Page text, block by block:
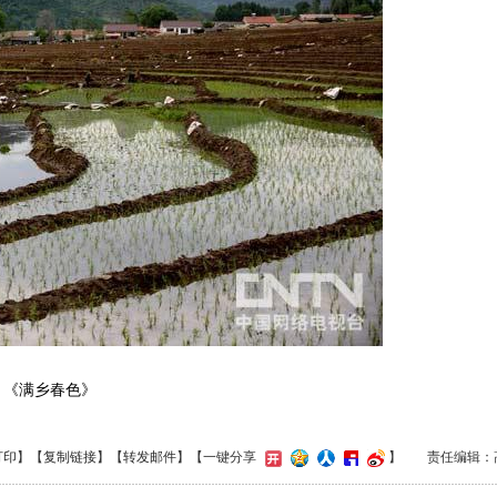
《满乡春色》
印 】【复制链接】【转发邮件】 【一键分享 】 责任编辑：